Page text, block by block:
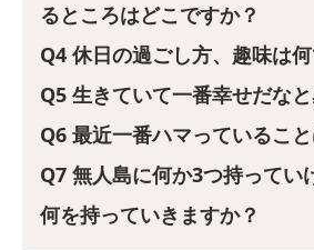
るところはどこですか？
Q4 休日の過ごし方、趣味は
Q5 生きていて一番幸せだな
Q6 最近一番ハマっているこ
Q7 無人島に何か3つ持ってい
何を持っていきますか？